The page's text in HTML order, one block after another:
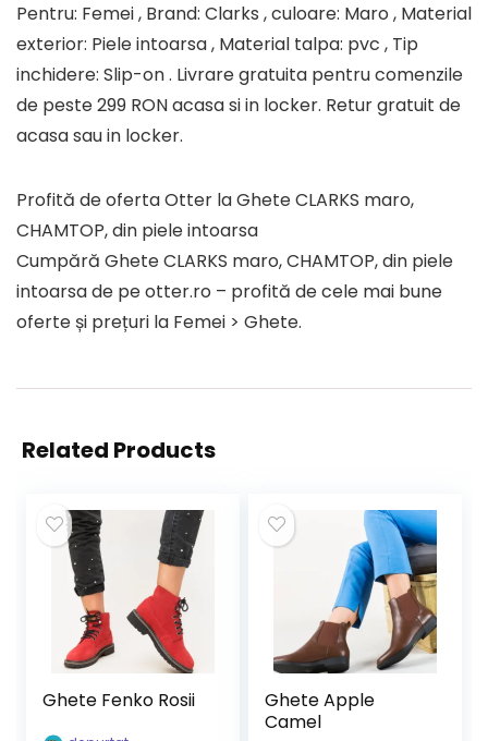
Pentru: Femei , Brand: Clarks , culoare: Maro , Material
exterior: Piele intoarsa , Material talpa: pvc , Tip
inchidere: Slip-on . Livrare gratuita pentru comenzile
de peste 299 RON acasa si in locker. Retur gratuit de
acasa sau in locker.
Profită de oferta Otter la Ghete CLARKS maro,
CHAMTOP, din piele intoarsa
Cumpără Ghete CLARKS maro, CHAMTOP, din piele
intoarsa de pe otter.ro – profită de cele mai bune
oferte și prețuri la Femei > Ghete.
Related Products
Ghete Fenko Rosii
Ghete Apple
Camel